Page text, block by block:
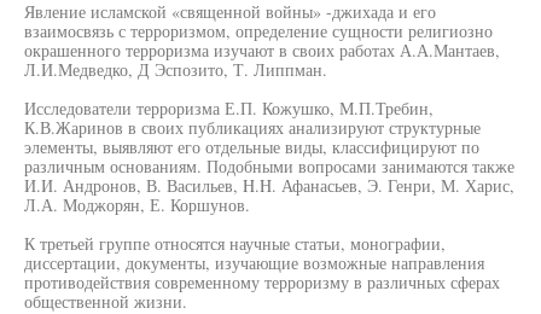
Явление исламской «священной войны» -джихада и его
взаимосвязь с терроризмом, определение сущности религиозно
окрашенного терроризма изучают в своих работах А.А.Мантаев,
Л.И.Медведко, Д Эспозито, Т. Липпман.
Исследователи терроризма Е.П. Кожушко, М.П.Требин,
К.В.Жаринов в своих публикациях анализируют структурные
элементы, выявляют его отдельные виды, классифицируют по
различным основаниям. Подобными вопросами занимаются также
И.И. Андронов, В. Васильев, H.H. Афанасьев, Э. Генри, М. Харис,
Л.А. Моджорян, Е. Коршунов.
К третьей группе относятся научные статьи, монографии,
диссертации, документы, изучающие возможные направления
противодействия современному терроризму в различных сферах
общественной жизни.